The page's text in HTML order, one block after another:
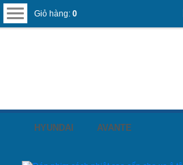
Giỏ hàng: 0
HYUNDAI AVANTE